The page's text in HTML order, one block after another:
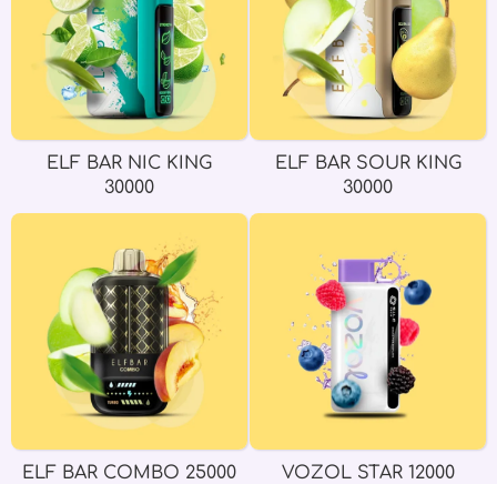
ELF BAR NIC KING
30000
ELF BAR SOUR KING
30000
ELF BAR COMBO 25000 VOZOL STAR 12000